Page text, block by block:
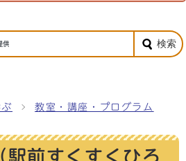
検索
教室・講座・プログラム
駅前すくすくひろ